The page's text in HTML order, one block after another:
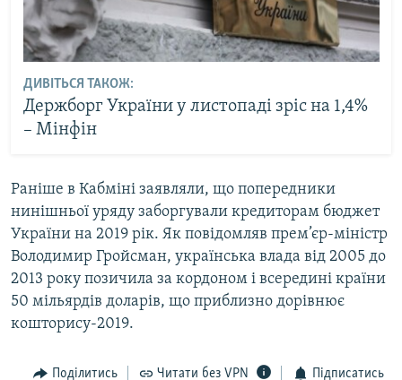
ДИВІТЬСЯ ТАКОЖ:
Держборг України у листопаді зріс на 1,4%
– Мінфін
Раніше в Кабміні заявляли, що попередники
нинішньої уряду заборгували кредиторам бюджет
України на 2019 рік. Як повідомляв прем’єр-міністр
Володимир Гройсман, українська влада від 2005 до
2013 року позичила за кордоном і всередині країни
50 мільярдів доларів, що приблизно дорівнює
кошторису-2019.
Поділитись Читати без VPN Підписатись